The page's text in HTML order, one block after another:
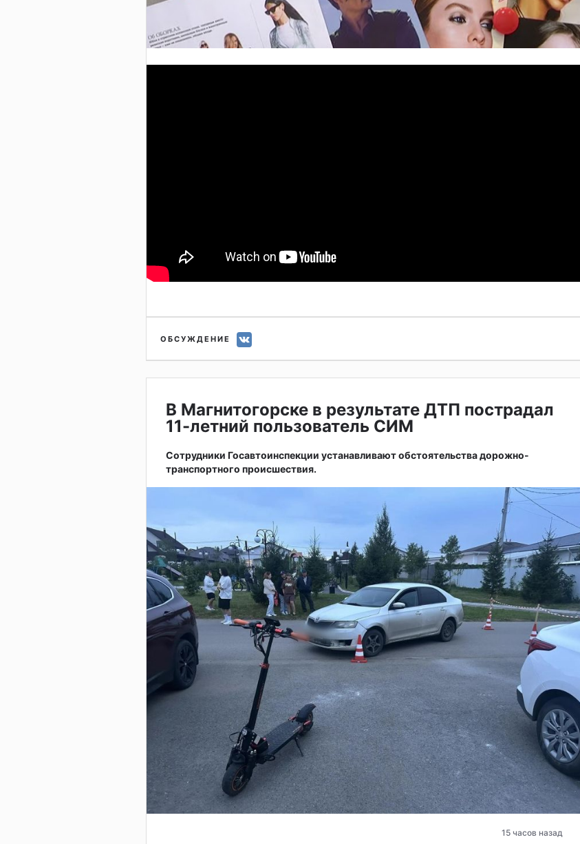
ОБСУЖДЕНИЕ
В Магнитогорске в результате ДТП пострадал
11-летний пользователь СИМ
Сотрудники Госавтоинспекции устанавливают обстоятельства дорожно-
транспортного происшествия.
15 часов назад